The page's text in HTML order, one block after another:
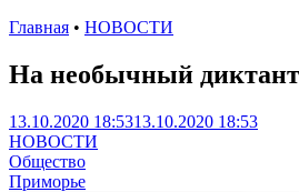
Главная • НОВОСТИ
На необычный
13.10.2020 18:5313.10.2020 18:53
НОВОСТИ
Общество
Приморье